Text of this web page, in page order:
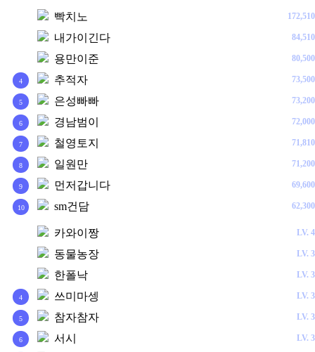
빡치노 172,510
내가이긴다 84,510
용만이준 80,500
4 추적자 73,500
5 은성빠빠 73,200
6 경남범이 72,000
7 철영토지 71,810
8 일원만 71,200
9 먼저갑니다 69,600
10 sm건담 62,300
카와이짱 LV. 4
동물농장 LV. 3
한폴낙 LV. 3
4 쓰미마셍 LV. 3
5 참자참자 LV. 3
6 서시 LV. 3